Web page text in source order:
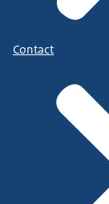
Contact